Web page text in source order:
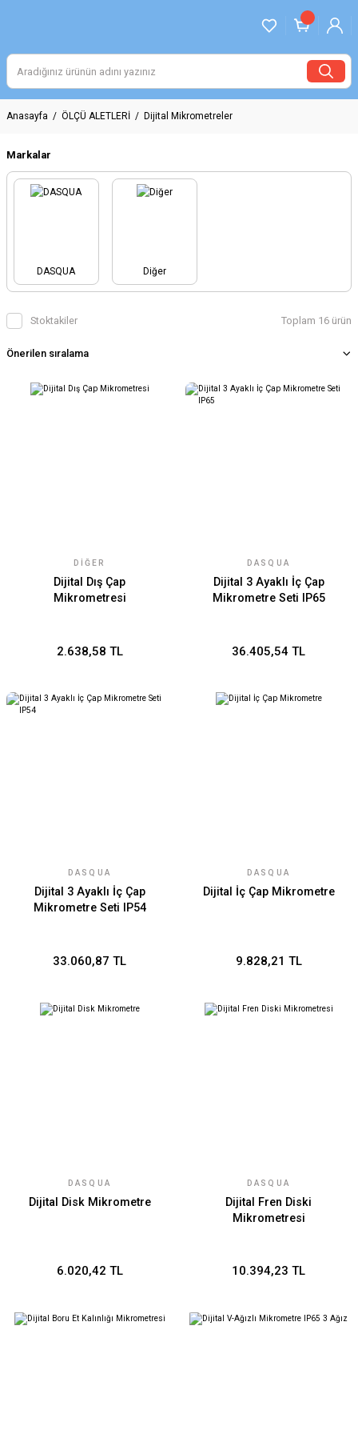
Anasayfa ÖLÇÜ ALETLERİ Dijital Mikrometreler
Markalar
DASQUA Diğer
Stoktakiler Toplam 16 ürün
DIĞER
Dijital Dış Çap
Mikrometresi
2.638,58 TL
DASQUA
Dijital 3 Ayaklı İç Çap
Mikrometre Seti IP65
36.405,54 TL
DASQUA
Dijital 3 Ayaklı İç Çap
Mikrometre Seti IP54
33.060,87 TL
DASQUA
Dijital İç Çap Mikrometre
9.828,21 TL
DASQUA
Dijital Disk Mikrometre
6.020,42 TL
DASQUA
Dijital Fren Diski
Mikrometresi
10.394,23 TL